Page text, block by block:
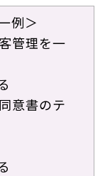
例＞
管理を一
意書のテ